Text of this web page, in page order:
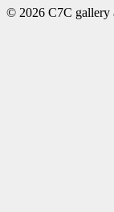
© 2026 C7C gallery